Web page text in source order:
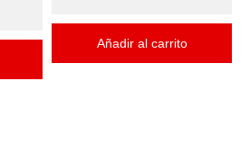
Añadir al carrito